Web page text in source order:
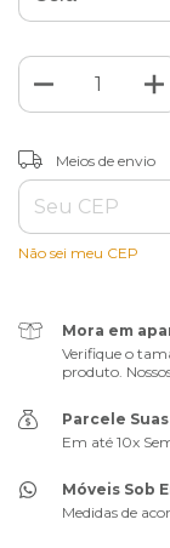
Entregas para o CEP:
Meios de envio
Não sei meu CEP
Mora em
Verifique o
produto.
Parcele
Em até 10x
Móveis Sob
Medidas de